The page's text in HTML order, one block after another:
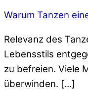
Warum Tanzen
Relevanz des
Lebensstils
zu befreien. Viele
überwinden. […]